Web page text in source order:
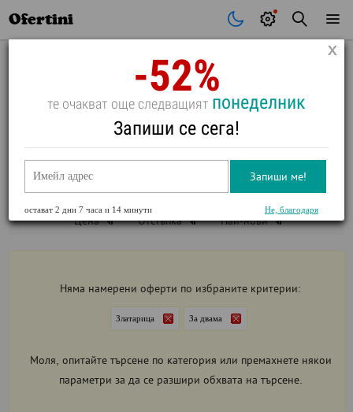
Ofertini
ПОЧИВКИ ЗА ДВАМА ВЗЛАТАРИЦА
ВИЖ ФИЛТРИ
Цена Отстъпка Най-нови
Няма намерени оферти по избраните критерии:
Златарица За двама
Моля, опитайте търсене по категория или премахнете някои
параметри за да се разшири обхвата на търсене.
-52%
те очакват още следващият понеделник
Запиши се сега!
Запиши ме!
остават2 дни 7 часа и 14 минути Не, благодаря